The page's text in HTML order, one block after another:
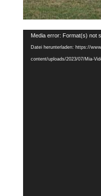
Video-
Player
Media error: Format(s) not
Datei herunterladen: https://
content/uploads/2023/07/Mia-